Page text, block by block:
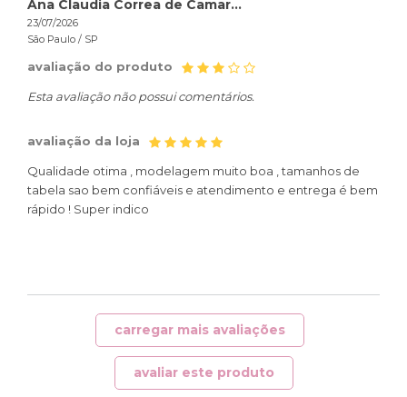
Ana Claudia Correa de Camargo
23/07/2026
São Paulo / SP
avaliação do produto
Esta avaliação não possui comentários.
avaliação da loja
Qualidade otima , modelagem muito boa , tamanhos de
tabela sao bem confiáveis e atendimento e entrega é bem
rápido ! Super indico
carregar mais avaliações
avaliar este produto